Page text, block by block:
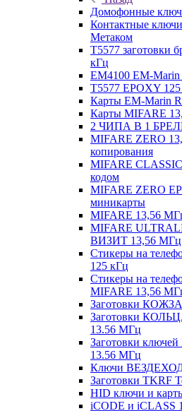
Домофонные
Контактные
Метаком
T5577 заготовки
кГц
EM4100 EM-
T5577 EPOXY
Карты EM-Marin
Карты MIFARE
2 ЧИПА В 1
MIFARE ZERO
копирования
MIFARE
кодом
MIFARE ZERO
миникарты
MIFARE 13,56
MIFARE
ВИЗИТ 13,56 МГц
Стикеры на
125 кГц
Стикеры на
MIFARE 13,56
Заготовки
Заготовки
13.56 МГц
Заготовки
13.56 МГц
Ключи
Заготовки TKRF
HID ключи и
iCODE и iCLASS